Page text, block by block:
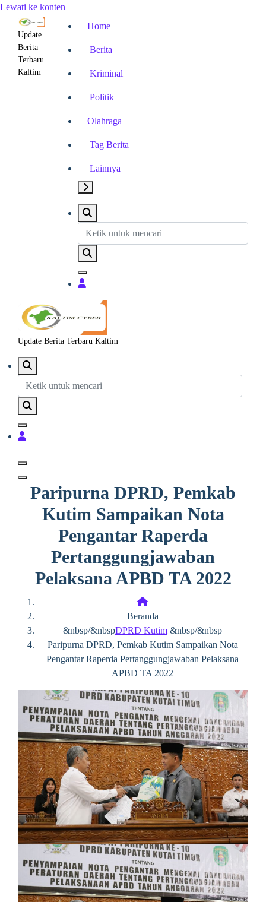
Lewati ke konten
Update
Berita
Terbaru
Kaltim
Home
Berita
Kriminal
Politik
Olahraga
Tag Berita
Lainnya
Update Berita Terbaru Kaltim
Paripurna DPRD, Pemkab
Kutim Sampaikan Nota
Pengantar Raperda
Pertanggungjawaban
Pelaksana APBD TA 2022
Beranda
&nbsp/&nbspDPRD Kutim &nbsp/&nbsp
Paripurna DPRD, Pemkab Kutim Sampaikan Nota
Pengantar Raperda Pertanggungjawaban Pelaksana
APBD TA 2022